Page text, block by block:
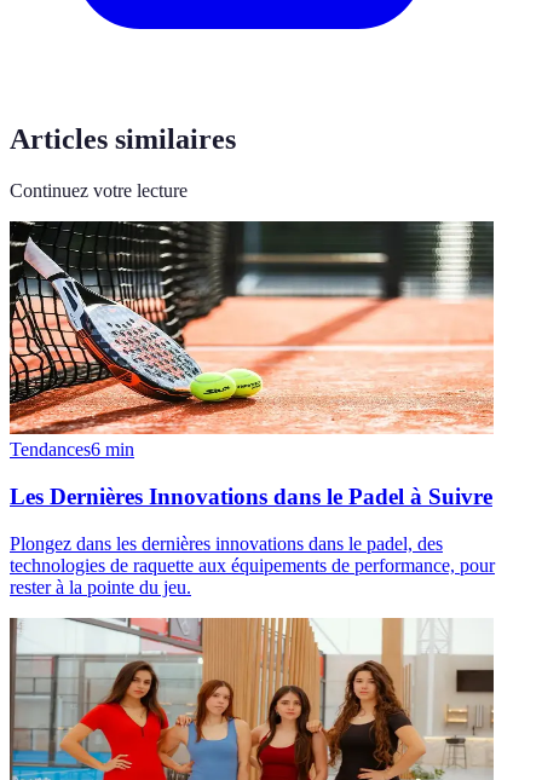
Articles similaires
Continuez votre lecture
Tendances6 min
Les Dernières Innovations dans le Padel à Suivre
Plongez dans les dernières innovations dans le padel, des
technologies de raquette aux équipements de performance, pour
rester à la pointe du jeu.